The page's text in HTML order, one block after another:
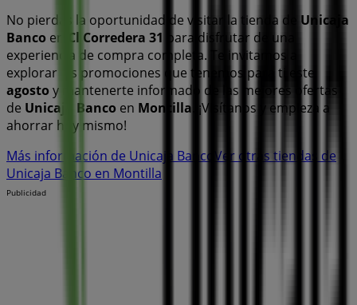
No pierdas la oportunidad de visitar la tienda de Unicaja
Banco en Cl Corredera 31 para disfrutar de una
experiencia de compra completa. Te invitamos a
explorar las promociones que tenemos para ti este
agosto y mantenerte informado de las mejores ofertas
de Unicaja Banco en Montilla . ¡Visítanos y empieza a
ahorrar hoy mismo!
Más información de Unicaja Banco Ver otras tiendas de
Unicaja Banco en Montilla
Publicidad